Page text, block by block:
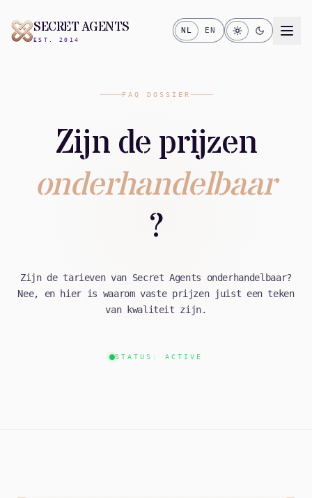
SECRET AGENTS
EST. 2014
NL EN
FAQ DOSSIER
Zijn de prijzen
onderhandelbaar
?
Zijn de tarieven van Secret Agents onderhandelbaar?
Nee, en hier is waarom vaste prijzen juist een teken
van kwaliteit zijn.
STATUS: ACTIVE